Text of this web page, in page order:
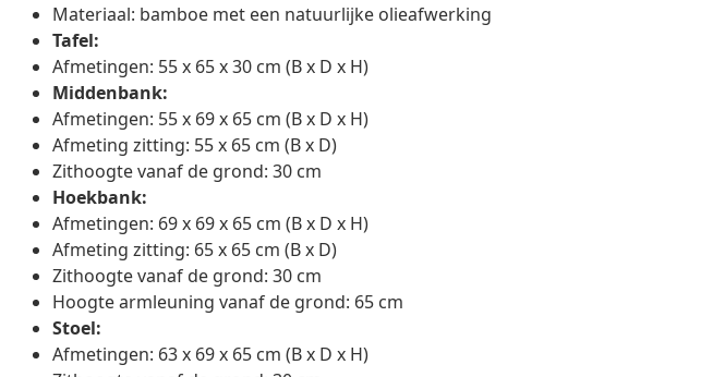
Materiaal: bamboe met een natuurlijke olieafwerking
Tafel:
Afmetingen: 55 x 65 x 30 cm (B x D x H)
Middenbank:
Afmetingen: 55 x 69 x 65 cm (B x D x H)
Afmeting zitting: 55 x 65 cm (B x D)
Zithoogte vanaf de grond: 30 cm
Hoekbank:
Afmetingen: 69 x 69 x 65 cm (B x D x H)
Afmeting zitting: 65 x 65 cm (B x D)
Zithoogte vanaf de grond: 30 cm
Hoogte armleuning vanaf de grond: 65 cm
Stoel:
Afmetingen: 63 x 69 x 65 cm (B x D x H)